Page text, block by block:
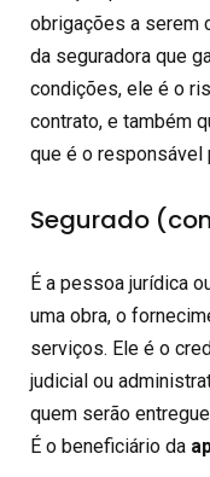
obrigações a serem
da seguradora que
condições, ele é o
contrato, e também
que é o responsável
Segurado
É a pessoa jurídica
uma obra, o
serviços. Ele é o
judicial ou
quem serão
É o beneficiário da